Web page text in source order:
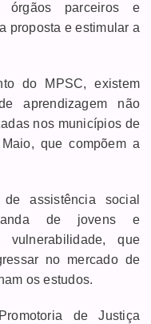
órgãos parceiros e
proposta e estimular a
do MPSC, existem
aprendizagem não
nos municípios de
que compõem a
assistência social
de jovens e
que
no mercado de
os estudos.
de Justiça